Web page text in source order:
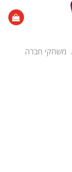
משחקי חברה